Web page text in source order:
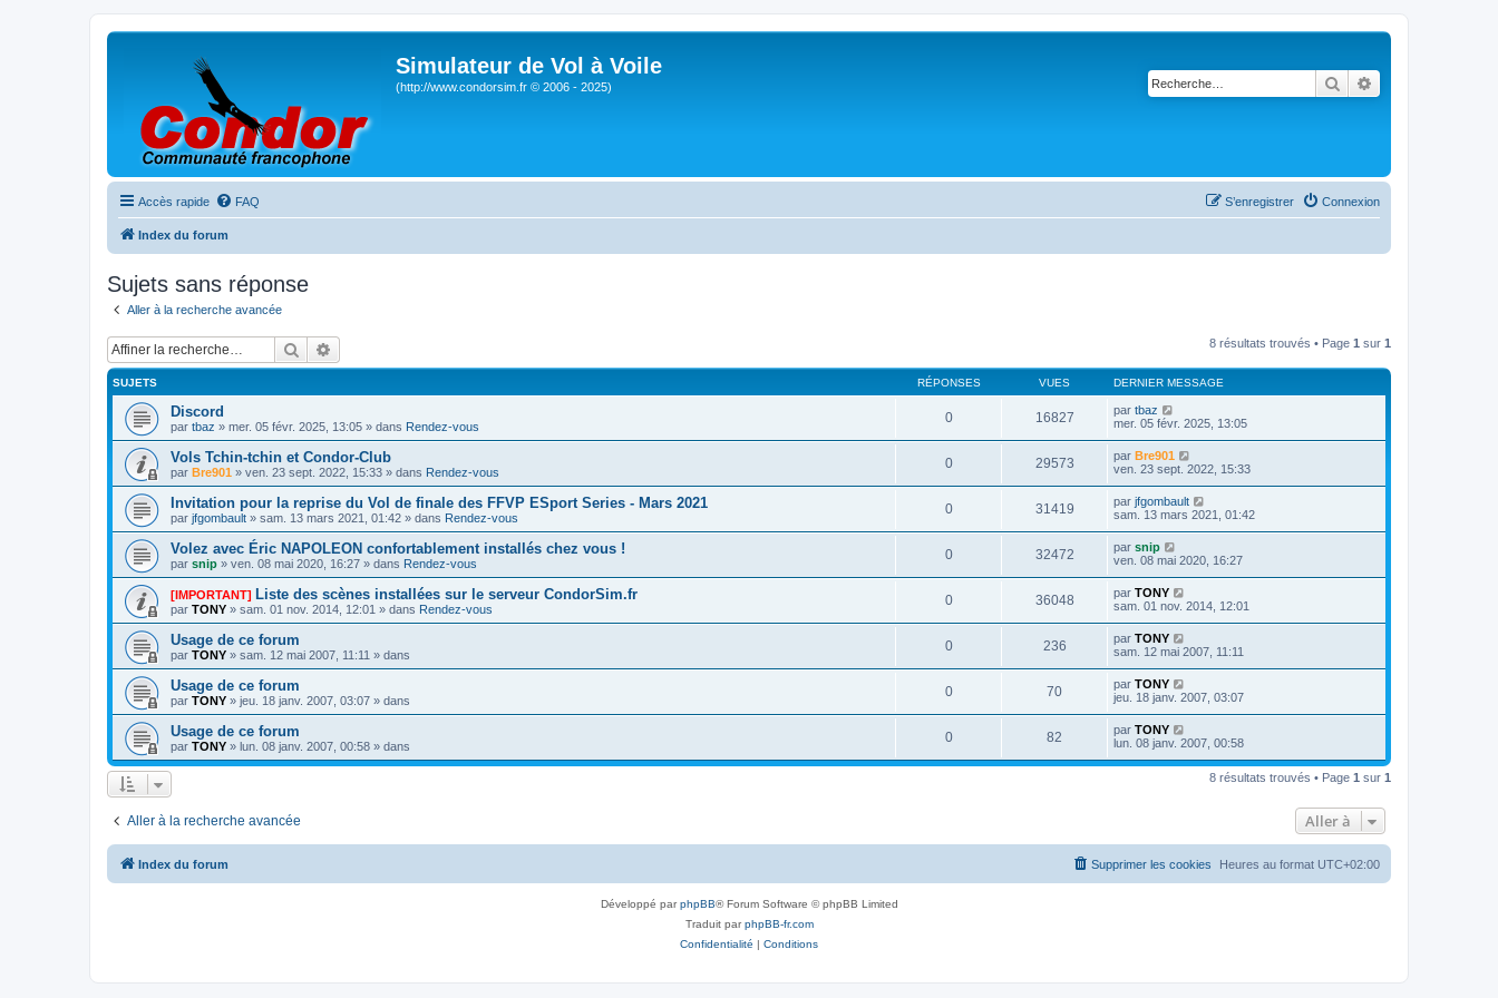
Simulateur de Vol à Voile
(http://www.condorsim.fr © 2006 - 2025) Rechercher
Accès rapide FAQ Connexion
S’enregistrer
Index du forum
Sujets sans réponse
Aller à la recherche avancée
Rechercher 8 résultats trouvés • Page 1 sur 1
SUJETS RÉPONSES VUES DERNIER MESSAGE
Discord
par tbaz » mer. 05 févr. 2025, 13:05 » dans Rendez-vous
0 16827 par tbaz
mer. 05 févr. 2025, 13:05
Vols Tchin-tchin et Condor-Club
par Bre901 » ven. 23 sept. 2022, 15:33 » dans Rendez-vous
0 29573 par Bre901
ven. 23 sept. 2022, 15:33
Invitation pour la reprise du Vol de finale des FFVP ESport Series - Mars 2021
par jfgombault » sam. 13 mars 2021, 01:42 » dans Rendez-vous
0 31419 par jfgombault
sam. 13 mars 2021, 01:42
Volez avec Éric NAPOLEON confortablement installés chez vous !
par snip » ven. 08 mai 2020, 16:27 » dans Rendez-vous
0 32472 par snip
ven. 08 mai 2020, 16:27
[IMPORTANT] Liste des scènes installées sur le serveur CondorSim.fr
par TONY » sam. 01 nov. 2014, 12:01 » dans Rendez-vous
0 36048 par TONY
sam. 01 nov. 2014, 12:01
Usage de ce forum
par TONY » sam. 12 mai 2007, 11:11 » dans
0 236 par TONY
sam. 12 mai 2007, 11:11
Usage de ce forum
par TONY » jeu. 18 janv. 2007, 03:07 » dans
0 70 par TONY
jeu. 18 janv. 2007, 03:07
Usage de ce forum
par TONY » lun. 08 janv. 2007, 00:58 » dans
0 82 par TONY
lun. 08 janv. 2007, 00:58
8 résultats trouvés • Page 1 sur 1
Aller à la recherche avancée Aller à
Index du forum Heures au format UTC+02:00
Supprimer les cookies
Développé parphpBB® Forum Software © phpBB Limited
Traduit parphpBB-fr.com
Confidentialité | Conditions